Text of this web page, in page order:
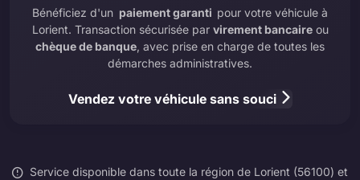
Bénéficiez d'un paiement garanti pour votre véhicule à
Lorient. Transaction sécurisée par virement bancaireou
chèque de banque, avec prise en charge de toutes les
démarches administratives.
Vendez votre véhicule sans souci
Service disponible dans toute la région de Lorient (56100) et